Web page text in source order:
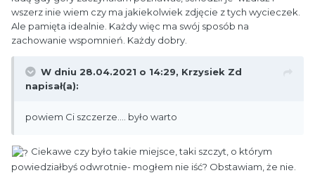
wszerz inie wiem czy ma jakiekolwiek zdjęcie z tych wycieczek.
Ale pamięta idealnie. Każdy więc ma swój sposób na
zachowanie wspomnień. Każdy dobry.
W dniu 28.04.2021 o 14:29, Krzysiek Zd
napisał(a):
powiem Ci szczerze.... było warto
Ciekawe czy było takie miejsce, taki szczyt, o którym
powiedziałbyś odwrotnie- mogłem nie iść? Obstawiam, że nie.